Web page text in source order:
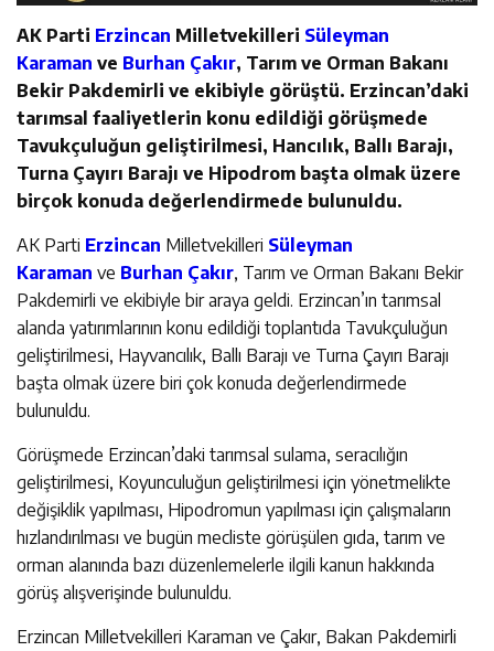
AK Parti Erzincan Milletvekilleri Süleyman
Karaman ve Burhan Çakır, Tarım ve Orman Bakanı
Bekir Pakdemirli ve ekibiyle görüştü. Erzincan’daki
tarımsal faaliyetlerin konu edildiği görüşmede
Tavukçuluğun geliştirilmesi, Hancılık, Ballı Barajı,
Turna Çayırı Barajı ve Hipodrom başta olmak üzere
birçok konuda değerlendirmede bulunuldu.
AK Parti Erzincan Milletvekilleri Süleyman
Karaman ve Burhan Çakır, Tarım ve Orman Bakanı Bekir
Pakdemirli ve ekibiyle bir araya geldi. Erzincan’ın tarımsal
alanda yatırımlarının konu edildiği toplantıda Tavukçuluğun
geliştirilmesi, Hayvancılık, Ballı Barajı ve Turna Çayırı Barajı
başta olmak üzere biri çok konuda değerlendirmede
bulunuldu.
Görüşmede Erzincan’daki tarımsal sulama, seracılığın
geliştirilmesi, Koyunculuğun geliştirilmesi için yönetmelikte
değişiklik yapılması, Hipodromun yapılması için çalışmaların
hızlandırılması ve bugün mecliste görüşülen gıda, tarım ve
orman alanında bazı düzenlemelerle ilgili kanun hakkında
görüş alışverişinde bulunuldu.
Erzincan Milletvekilleri Karaman ve Çakır, Bakan Pakdemirli